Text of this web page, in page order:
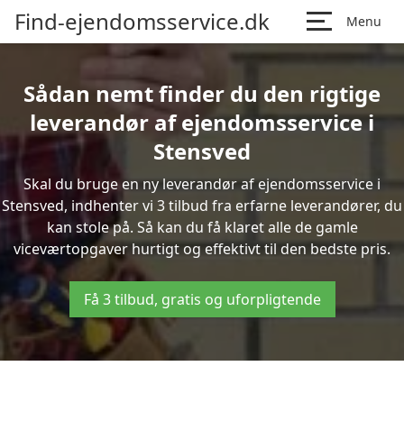
Find-ejendomsservice.dk Menu
Sådan nemt finder du den rigtige
leverandør af ejendomsservice i
Stensved
Skal du bruge en ny leverandør af ejendomsservice i
Stensved, indhenter vi 3 tilbud fra erfarne leverandører, du
kan stole på. Så kan du få klaret alle de gamle
viceværtopgaver hurtigt og effektivt til den bedste pris.
Få 3 tilbud, gratis og uforpligtende